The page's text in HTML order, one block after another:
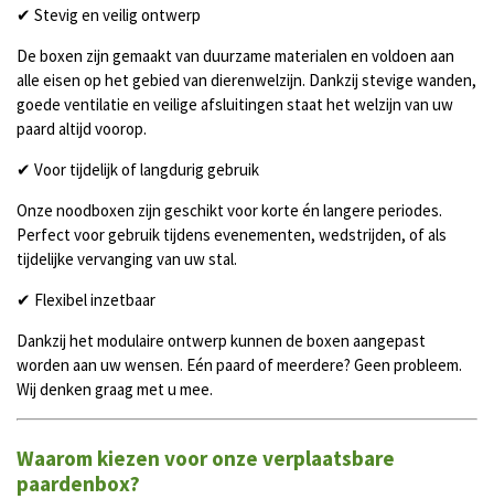
✔ Stevig en veilig ontwerp
De boxen zijn gemaakt van duurzame materialen en voldoen aan
alle eisen op het gebied van dierenwelzijn. Dankzij stevige wanden,
goede ventilatie en veilige afsluitingen staat het welzijn van uw
paard altijd voorop.
✔ Voor tijdelijk of langdurig gebruik
Onze noodboxen zijn geschikt voor korte én langere periodes.
Perfect voor gebruik tijdens evenementen, wedstrijden, of als
tijdelijke vervanging van uw stal.
✔ Flexibel inzetbaar
Dankzij het modulaire ontwerp kunnen de boxen aangepast
worden aan uw wensen. Eén paard of meerdere? Geen probleem.
Wij denken graag met u mee.
Waarom kiezen voor onze verplaatsbare
paardenbox?